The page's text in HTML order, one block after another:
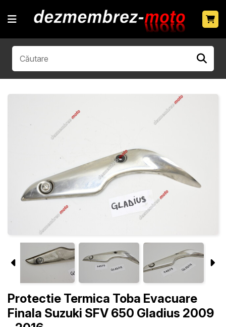
Protectie Termica Toba Evacuare
Finala Suzuki SFV 650 Gladius 2009